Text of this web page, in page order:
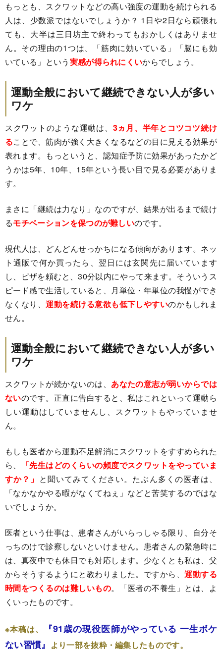
もっとも、スクワットなどの高い強度の運動を続けられる
人は、少数派ではないでしょうか？ 1日や2日なら頑張れ
ても、大半は三日坊主で終わってもおかしくはありませ
ん。その理由の1つは、「筋肉に効いている」「脳にも効
いている」という 実感が得られにくいからでしょう。
運動全般において継続できない人が多い
ワケ
スクワットのような運動は、 3ヵ月、半年とコツコツ続け
ることで、筋肉が強く大きくなるなどの目に見える効果が
表れます。もっというと、認知症予防に効果があったかど
うかは5年、10年、15年という長い目で見る必要がありま
す。
まさに「継続は力なり」なのですが、結果が出るまで続け
るモチベーションを保つのが難しいのです。
現代人は、どんどんせっかちになる傾向があります。ネッ
ト通販で何か買ったら、翌日には玄関先に届いています
し、ピザを頼むと、30分以内にやって来ます。そういうス
ピード感で生活していると、月単位・年単位の我慢ができ
なくなり、運動を続ける意欲も低下しやすいのかもしれま
せん。
運動全般において継続できない人が多い
ワケ
スクワットが続かないのは、 あなたの意志が弱いからでは
ないのです。正直に告白すると、私はこれといって運動ら
しい運動はしていませんし、スクワットもやっていませ
ん。
もしも医者から運動不足解消にスクワットをすすめられた
ら、
「先生はどのくらいの頻度でスクワットをやっていま
すか？」 と聞いてみてください。たぶん多くの医者は、
「なかなかやる暇がなくてねぇ」などと苦笑するのではな
いでしょうか。
医者という仕事は、患者さんがいらっしゃる限り、自分そ
っちのけで診察しないといけません。患者さんの緊急時に
は、真夜中でも休日でも対応します。少なくとも私は、父
からそうするようにと教わりました。ですから、運動する
時間をつくるのは難しいもの。「医者の不養生」とは、よ
くいったものです。
※本稿は、
『91歳の現役医師がやっている 一生ボケ
ない習慣』 より一部を抜粋・編集したものです。